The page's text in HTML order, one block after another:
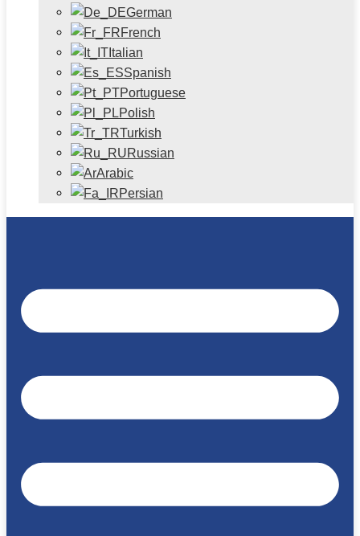
German
French
Italian
Spanish
Portuguese
Polish
Turkish
Russian
Arabic
Persian